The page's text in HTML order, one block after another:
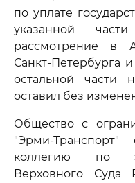
по уплате
указанной
рассмотрение в
Санкт-Петербурга
остальной части
оставил без
Общество с
"Эрми-
коллегию по
Верховного Суда